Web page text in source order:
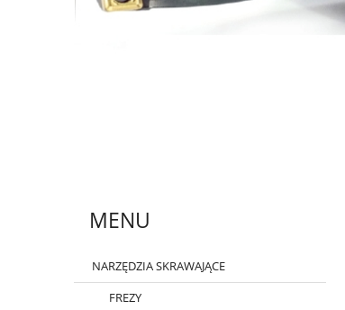
MENU
NARZĘDZIA SKRAWAJĄCE
FREZY